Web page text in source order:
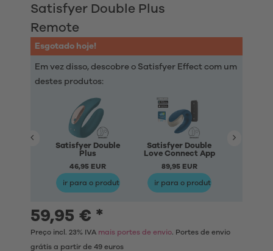
Satisfyer Double Plus
Remote
Esgotado hoje!
Em vez disso, descobre o Satisfyer Effect com um
destes produtos:
Satisfyer Double
Plus
46,95 EUR
ir para o produto
Satisfyer Double
Love Connect App
89,95 EUR
ir para o produto
59,95 € *
Preço incl. 23% IVA mais portes de envio. Portes de envio
grátis a partir de 49 euros